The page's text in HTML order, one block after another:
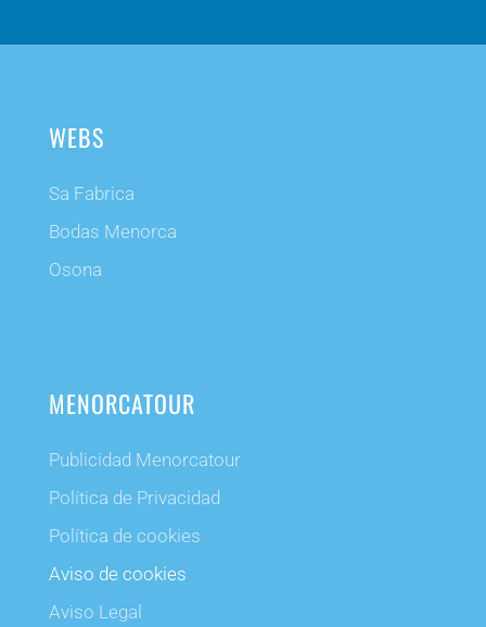
WEBS
Sa Fabrica
Bodas Menorca
Osona
MENORCATOUR
Publicidad Menorcatour
Política de Privacidad
Política de cookies
Aviso de cookies
Aviso Legal